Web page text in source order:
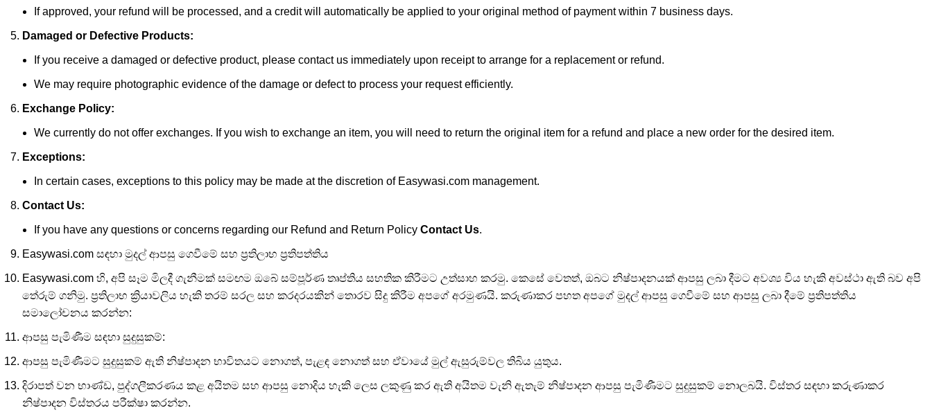
If approved, your refund will be processed, and a credit will automatically be applied to your original method of payment within 7 business days.
Damaged or Defective Products:
If you receive a damaged or defective product, please contact us immediately upon receipt to arrange for a replacement or refund.
We may require photographic evidence of the damage or defect to process your request efficiently.
Exchange Policy:
We currently do not offer exchanges. If you wish to exchange an item, you will need to return the original item for a refund and place a new order for the desired item.
Exceptions:
In certain cases, exceptions to this policy may be made at the discretion of Easywasi.com management.
Contact Us:
If you have any questions or concerns regarding our Refund and Return Policy Contact Us.
Easywasi.com සඳහා මුදල් ආපසු ගෙවීමේ සහ ප්‍රතිලාභ ප්‍රතිපත්තිය
Easywasi.com හි, අපි සෑම මිලදී ගැනීමක් සමඟම ඔබේ සම්පූර්ණ තෘප්තිය සහතික කිරීමට උත්සාහ කරමු. කෙසේ වෙතත්, ඔබට නිෂ්පාදනයක් ආපසු ලබා දීමට අවශ්‍ය විය හැකි අවස්ථා ඇති බව අපි
තේරුම් ගනිමු. ප්‍රතිලාභ ක්‍රියාවලිය හැකි තරම් සරල සහ කරදරයකින් තොරව සිදු කිරීම අපගේ අරමුණයි. කරුණාකර පහත අපගේ මුදල් ආපසු ගෙවීමේ සහ ආපසු ලබා දීමේ ප්‍රතිපත්තිය
සමාලෝචනය කරන්න:
ආපසු පැමිණීම සඳහා සුදුසුකම්:
ආපසු පැමිණීමට සුදුසුකම් ඇති නිෂ්පාදන භාවිතයට නොගත්, පැළඳ නොගත් සහ ඒවායේ මුල් ඇසුරුම්වල තිබිය යුතුය.
දිරාපත් වන භාණ්ඩ, පුද්ගලීකරණය කළ අයිතම සහ ආපසු නොදිය හැකි ලෙස ලකුණු කර ඇති අයිතම වැනි ඇතැම් නිෂ්පාදන ආපසු පැමිණීමට සුදුසුකම් නොලබයි. විස්තර සඳහා කරුණාකර
නිෂ්පාදන විස්තරය පරීක්ෂා කරන්න.